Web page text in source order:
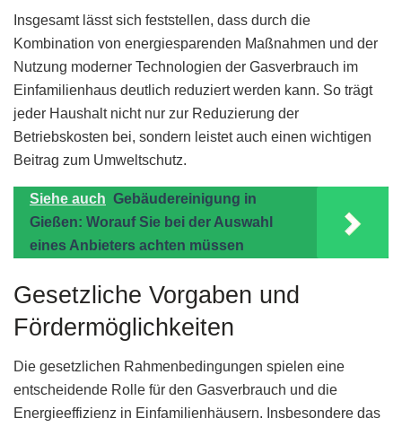
Insgesamt lässt sich feststellen, dass durch die
Kombination von energiesparenden Maßnahmen und der
Nutzung moderner Technologien der Gasverbrauch im
Einfamilienhaus deutlich reduziert werden kann. So trägt
jeder Haushalt nicht nur zur Reduzierung der
Betriebskosten bei, sondern leistet auch einen wichtigen
Beitrag zum Umweltschutz.
Siehe auch Gebäudereinigung in
Gießen: Worauf Sie bei der Auswahl
eines Anbieters achten müssen
Gesetzliche Vorgaben und
Fördermöglichkeiten
Die gesetzlichen Rahmenbedingungen spielen eine
entscheidende Rolle für den Gasverbrauch und die
Energieeffizienz in Einfamilienhäusern. Insbesondere das